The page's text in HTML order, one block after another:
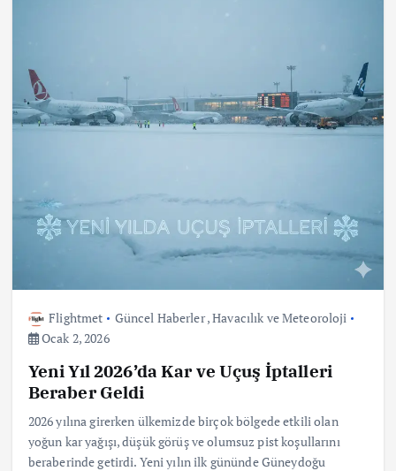
Flightmet Güncel Haberler,Havacılık ve Meteoroloji
Ocak 2, 2026
Yeni Yıl 2026’da Kar ve Uçuş İptalleri
Beraber Geldi
2026 yılına girerken ülkemizde birçok bölgede etkili olan
yoğun kar yağışı, düşük görüş ve olumsuz pist koşullarını
beraberinde getirdi. Yeni yılın ilk gününde Güneydoğu